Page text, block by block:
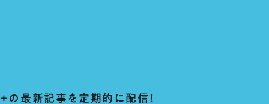
の最新記事を定期的に配信！